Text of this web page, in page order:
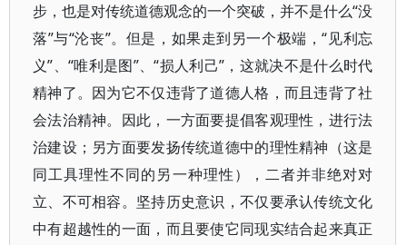
步，也是对传统道德观念的一个突破，并不是什么“没
落”与“沦丧”。但是，如果走到另一个极端，“见利忘
义”、“唯利是图”、“损人利己”，这就决不是什么时代
精神了。因为它不仅违背了道德人格，而且违背了社
会法治精神。因此，一方面要提倡客观理性，进行法
治建设；另方面要发扬传统道德中的理性精神（这是
同工具理性不同的另一种理性），二者并非绝对对
立、不可相容。坚持历史意识，不仅要承认传统文化
中有超越性的一面，而且要使它同现实结合起来真正